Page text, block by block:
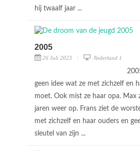
hij twaalf jaar ...
2005
26 Juli 2023 Nederland 1
geen idee wat ze met zichzelf en
moet. Ook mist ze haar opa. Max
jaren weer op. Frans ziet de
met zichzelf en haar ouders en
sleutel van zijn ...